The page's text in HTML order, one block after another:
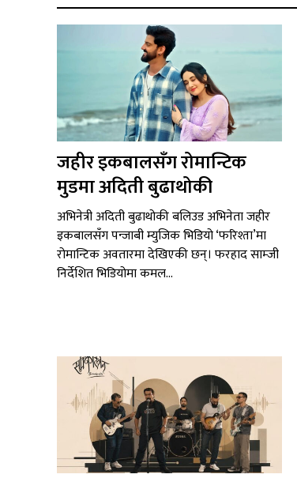
जहीर इकबालसँग रोमान्टिक
मुडमा अदिती बुढाथोकी
अभिनेत्री अदिती बुढाथोकी बलिउड अभिनेता जहीर
इकबालसँग पन्जाबी म्युजिक भिडियो ‘फरिश्ता’मा
रोमान्टिक अवतारमा देखिएकी छन्। फरहाद साम्जी
निर्देशित भिडियोमा कमल...